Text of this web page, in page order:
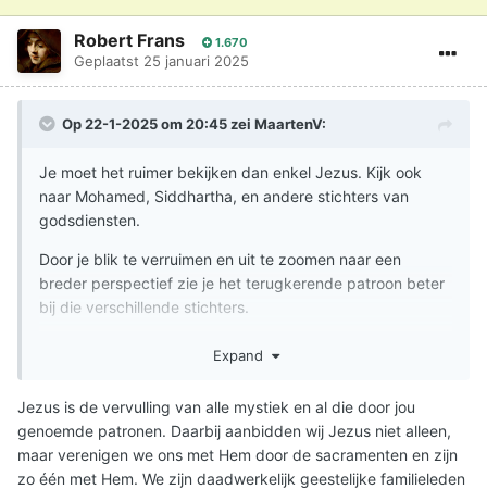
Robert Frans 1.670
Geplaatst 25 januari 2025
Op 22-1-2025 om 20:45 zei MaartenV:
Je moet het ruimer bekijken dan enkel Jezus. Kijk ook
naar Mohamed, Siddhartha, en andere stichters van
godsdiensten.
Door je blik te verruimen en uit te zoomen naar een
breder perspectief zie je het terugkerende patroon beter
bij die verschillende stichters.
Door eng te hangen aan 1 persoon, zie je niet dat hij deel
uitmaakt van een patroonmatig verschijnsel bij mensen:
goddelijke en andere die hem daarvoor addoreerden.
Expand
Jezus is de vervulling van alle mystiek en al die door jou
genoemde patronen. Daarbij aanbidden wij Jezus niet alleen,
maar verenigen we ons met Hem door de sacramenten en zijn
zo één met Hem. We zijn daadwerkelijk geestelijke familieleden